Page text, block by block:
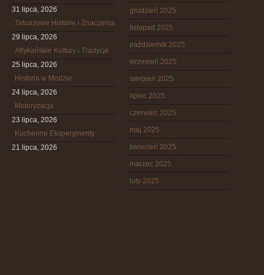
31 lipca, 2026
Tatuażowe Historie i Znaczenia
29 lipca, 2026
Afrykańskie Kultury i Tradycje
25 lipca, 2026
Historia w Modzie
24 lipca, 2026
Motoryzacja
23 lipca, 2026
Kuchenne Eksperymenty
21 lipca, 2026
grudzień 2025
listopad 2025
październik 2025
wrzesień 2025
sierpień 2025
lipiec 2025
czerwiec 2025
maj 2025
kwiecień 2025
marzec 2025
luty 2025